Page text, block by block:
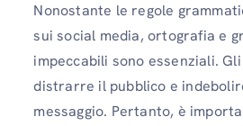
Nonostante le regole
sui social media, ortografia e
impeccabili sono essenziali.
distrarre il pubblico e
messaggio. Pertanto, è